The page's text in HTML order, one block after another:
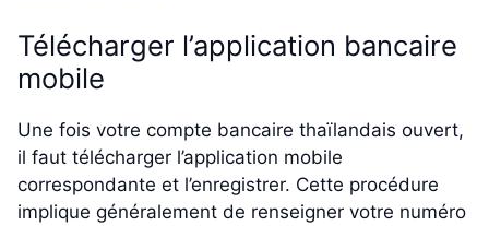
Télécharger l’application bancaire
mobile
Une fois votre compte bancaire thaïlandais ouvert,
il faut télécharger l’application mobile
correspondante et l’enregistrer. Cette procédure
implique généralement de renseigner votre numéro